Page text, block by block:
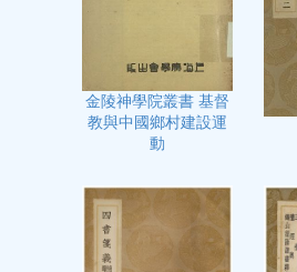
金陵神學院叢書 基督
教與中國鄉村建設運
動